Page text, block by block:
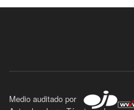
Medio auditado por